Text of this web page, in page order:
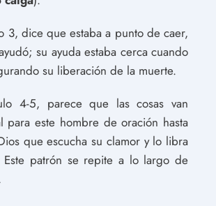
3, dice que estaba a punto de caer,
su ayuda estaba cerca cuando
su liberación de la muerte.
4-5, parece que las cosas van
para este hombre de oración hasta
que escucha su clamor y lo libra
patrón se repite a lo largo de